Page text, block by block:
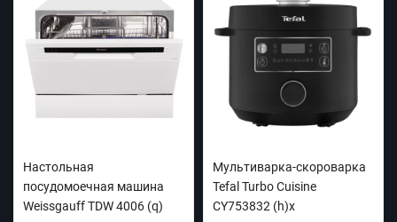
Настольная
посудомоечная машина
Weissgauff TDW 4006 (q)
Мультиварка-скороварка
Tefal Turbo Cuisine
CY753832 (h)x